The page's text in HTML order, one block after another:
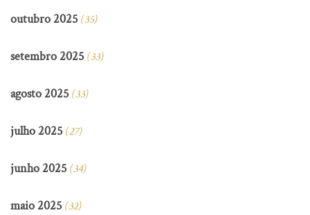
outubro 2025(35)
setembro 2025(33)
agosto 2025(33)
julho 2025(27)
junho 2025(34)
maio 2025(32)